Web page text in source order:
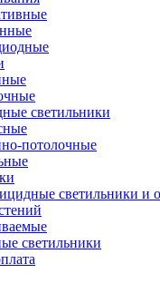
светильники
потолочные
светильники и
светильники